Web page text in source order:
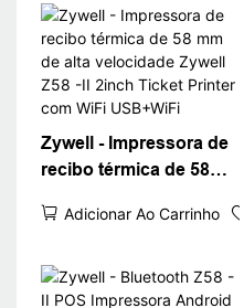
Zywell - Impressora de
recibo térmica de 58
Zywell Z58 -II 2inch
USB+WiFi
Adicionar Ao Carrinho